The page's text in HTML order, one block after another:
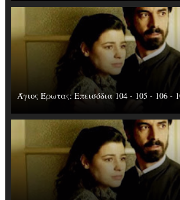
Άγιος Έρωτας: Επεισόδια 104 - 105 - 106 -